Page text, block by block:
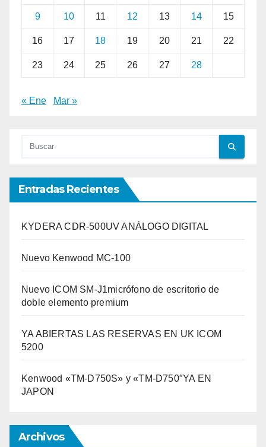
9 10 11 12 13 14 15
16 17 18 19 20 21 22
23 24 25 26 27 28
« Ene Mar »
Entradas Recientes
KYDERA CDR-500UV ANÁLOGO DIGITAL
Nuevo Kenwood MC-100
Nuevo ICOM SM-J1micrófono de escritorio de
doble elemento premium
YA ABIERTAS LAS RESERVAS EN UK ICOM
5200
Kenwood «TM-D750S» y «TM-D750″YA EN
JAPON
Archivos